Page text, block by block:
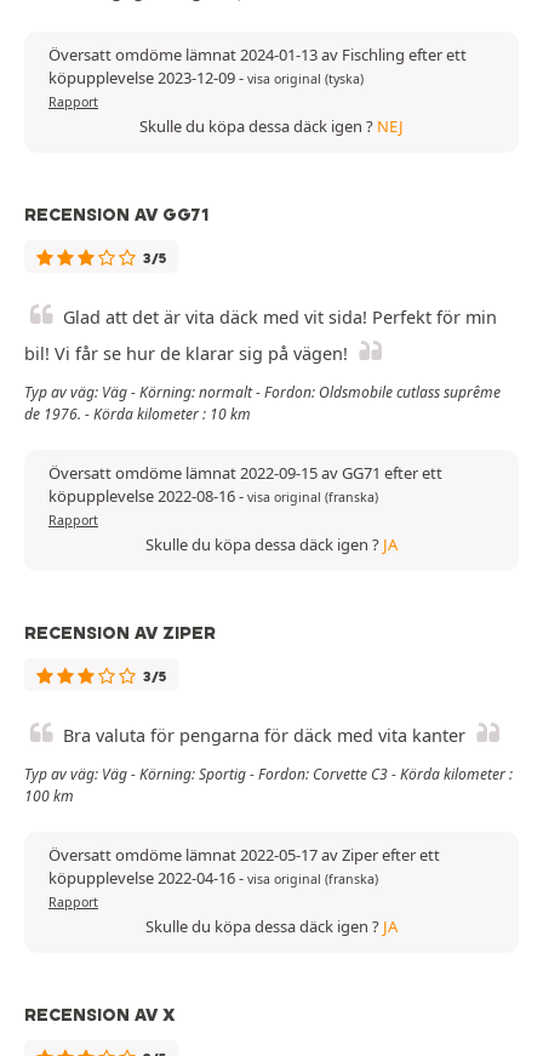
Översatt omdöme lämnat 2024-01-13 av Fischling efter ett
köpupplevelse 2023-12-09- visa original (tyska)
Rapport
Skulle du köpa dessa däck igen ? NEJ
RECENSION AV GG71
3/5
Glad att det är vita däck med vit sida! Perfekt för min
bil! Vi får se hur de klarar sig på vägen!
Typ av väg: Väg - Körning: normalt - Fordon: Oldsmobile cutlass suprême
de 1976. - Körda kilometer : 10 km
Översatt omdöme lämnat 2022-09-15 av GG71 efter ett
köpupplevelse 2022-08-16- visa original (franska)
Rapport
Skulle du köpa dessa däck igen ? JA
RECENSION AV ZIPER
3/5
Bra valuta för pengarna för däck med vita kanter
Typ av väg: Väg - Körning: Sportig - Fordon: Corvette C3 - Körda kilometer :
100 km
Översatt omdöme lämnat 2022-05-17 av Ziper efter ett
köpupplevelse 2022-04-16- visa original (franska)
Rapport
Skulle du köpa dessa däck igen ? JA
RECENSION AV X